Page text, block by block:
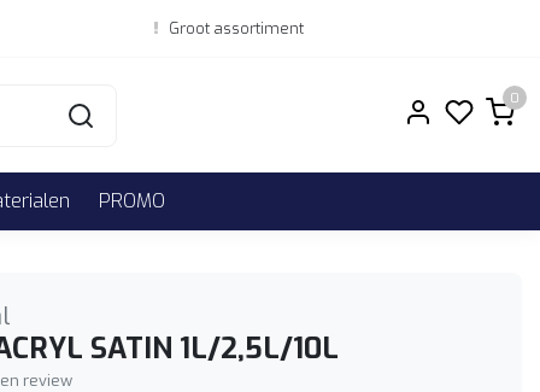
Groot assortiment
0
PROMO
SATIN 1L/2,5L/10L
review